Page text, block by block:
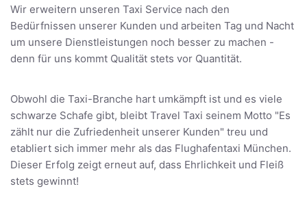
Wir erweitern unseren Taxi Service nach den
Bedürfnissen unserer Kunden und arbeiten Tag und Nacht
um unsere Dienstleistungen noch besser zu machen -
denn für uns kommt Qualität stets vor Quantität.
Obwohl die Taxi-Branche hart umkämpft ist und es viele
schwarze Schafe gibt, bleibt Travel Taxi seinem Motto "Es
zählt nur die Zufriedenheit unserer Kunden" treu und
etabliert sich immer mehr als das Flughafentaxi München.
Dieser Erfolg zeigt erneut auf, dass Ehrlichkeit und Fleiß
stets gewinnt!